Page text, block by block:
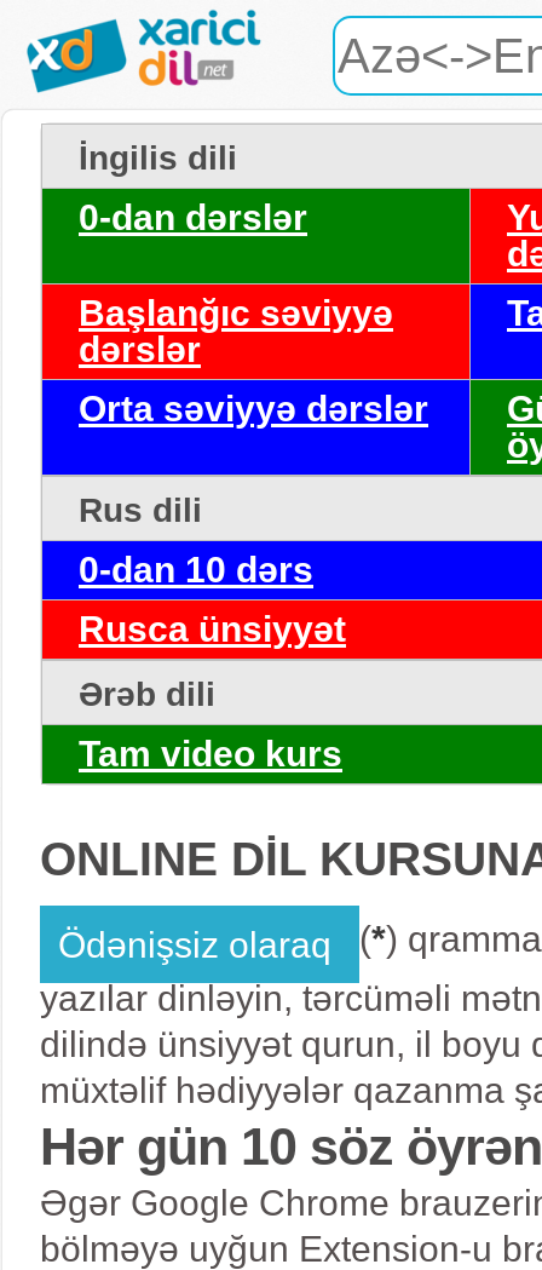
İngilis dili
0-dan dərslər
Başlanğıc səviyyə
dərslər
Orta səviyyə dərslər
Rus dili
0-dan 10 dərs
Rusca ünsiyyət
Ərəb dili
Tam video kurs
ONLINE DİL
Ödənişsiz olaraq (*)
yazılar dinləyin, tərcüməli
dilində ünsiyyət qurun, il boyu
müxtəlif hədiyyələr qazanma
Hər gün 10 söz
Əgər Google Chrome
bölməyə uyğun Extension-u